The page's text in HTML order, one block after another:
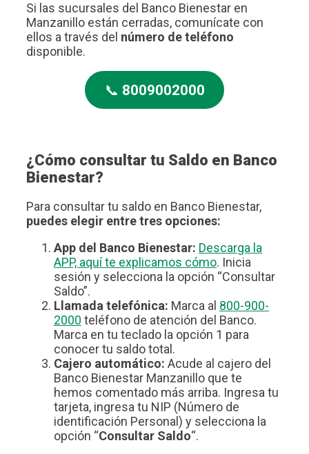
Si las sucursales del Banco Bienestar en
Manzanillo están cerradas, comunícate con
ellos a través del número de teléfono
disponible.
📞 8009002000
¿Cómo consultar tu Saldo en Banco
Bienestar?
Para consultar tu saldo en Banco Bienestar,
puedes elegir entre tres opciones:
App del Banco Bienestar: Descarga la
APP, aquí te explicamos cómo. Inicia
sesión y selecciona la opción “Consultar
Saldo”.
Llamada telefónica: Marca al 800-900-
2000 teléfono de atención del Banco.
Marca en tu teclado la opción 1 para
conocer tu saldo total.
Cajero automático: Acude al cajero del
Banco Bienestar Manzanillo que te
hemos comentado más arriba. Ingresa tu
tarjeta, ingresa tu NIP (Número de
identificación Personal) y selecciona la
opción “Consultar Saldo“.